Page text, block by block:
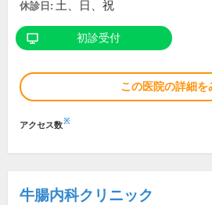
休診日: 土、日、祝
初診受付
この医院の詳細を
アクセス数※
牛腸内科クリニック